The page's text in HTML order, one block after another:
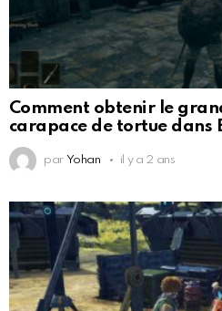
Comment obtenir le
carapace de tortue dans
par Yohan il y a 2 ans